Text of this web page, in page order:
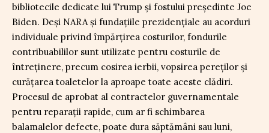
bibliotecile dedicate lui Trump și fostului președinte Joe
Biden. Deși NARA și fundațiile prezidențiale au acorduri
individuale privind împărțirea costurilor, fondurile
contribuabililor sunt utilizate pentru costurile de
întreținere, precum cosirea ierbii, vopsirea pereților și
curățarea toaletelor la aproape toate aceste clădiri.
Procesul de aprobat al contractelor guvernamentale
pentru reparații rapide, cum ar fi schimbarea
balamalelor defecte, poate dura săptămâni sau luni,